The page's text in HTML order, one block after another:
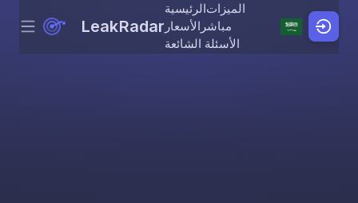
Skip to content
Menu LeakRadar
الرئيسيةالميزات
الأسعار مباشر
الأسئلة الشائعة